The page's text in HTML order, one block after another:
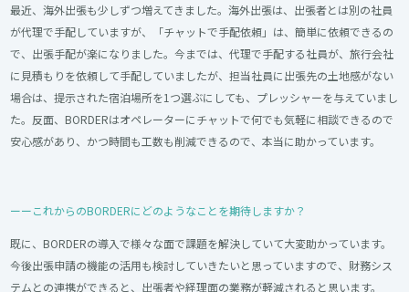
最近、海外出張も少しずつ増えてきました。海外出張は、出張者とは別の社員
が代理で手配していますが、「チャットで手配依頼」は、簡単に依頼できるの
で、出張手配が楽になりました。今までは、代理で手配する社員が、旅行会社
に見積もりを依頼して手配していましたが、担当社員に出張先の土地感がない
場合は、提示された宿泊場所を1つ選ぶにしても、プレッシャーを与えていまし
た。反面、BORDERはオペレーターにチャットで何でも気軽に相談できるので
安心感があり、かつ時間も工数も削減できるので、本当に助かっています。
ーーこれからのBORDERにどのようなことを期待しますか？
既に、BORDERの導入で様々な面で課題を解決していて大変助かっています。
今後出張申請の機能の活用も検討していきたいと思っていますので、財務シス
テムとの連携ができると、出張者や経理面の業務が軽減されると思います。